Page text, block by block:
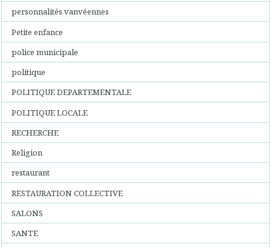
personnalités vanvéennes
Petite enfance
police municipale
politique
POLITIQUE DEPARTEMENTALE
POLITIQUE LOCALE
RECHERCHE
Religion
restaurant
RESTAURATION COLLECTIVE
SALONS
SANTE